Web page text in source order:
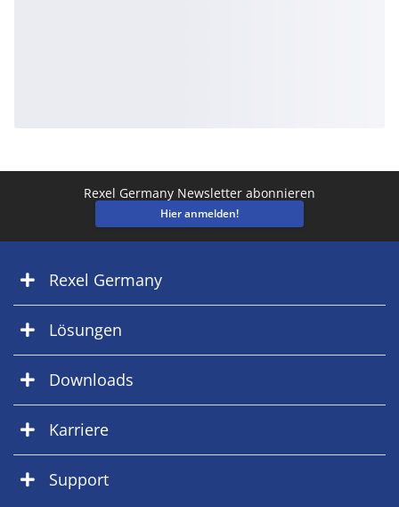
Rexel Germany Newsletter abonnieren
Hier anmelden!
Rexel Germany
Lösungen
Downloads
Karriere
Support